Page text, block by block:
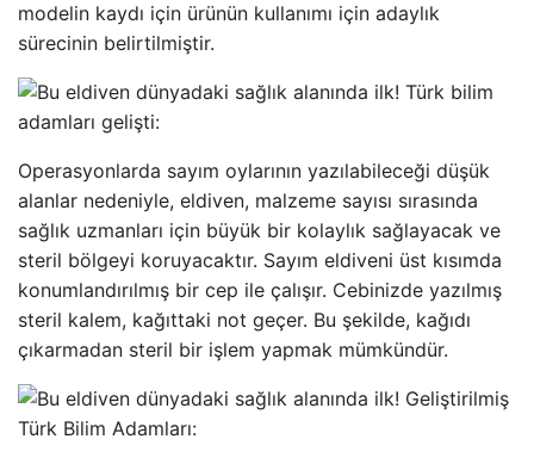
modelin kaydı için ürünün kullanımı için adaylık
sürecinin belirtilmiştir.
Operasyonlarda sayım oylarının yazılabileceği düşük
alanlar nedeniyle, eldiven, malzeme sayısı sırasında
sağlık uzmanları için büyük bir kolaylık sağlayacak ve
steril bölgeyi koruyacaktır. Sayım eldiveni üst kısımda
konumlandırılmış bir cep ile çalışır. Cebinizde yazılmış
steril kalem, kağıttaki not geçer. Bu şekilde, kağıdı
çıkarmadan steril bir işlem yapmak mümkündür.